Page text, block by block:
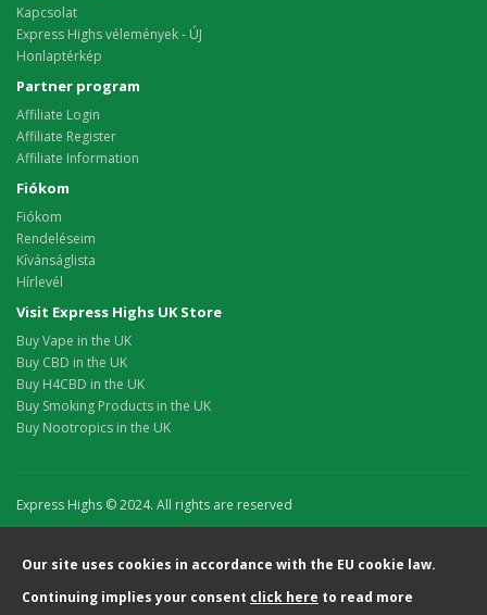
Kapcsolat
Express Highs vélemények - ÚJ
Honlaptérkép
Partner program
Affiliate Login
Affiliate Register
Affiliate Information
Fiókom
Fiókom
Rendeléseim
Kívánságlista
Hírlevél
Visit Express Highs UK Store
Buy Vape in the UK
Buy CBD in the UK
Buy H4CBD in the UK
Buy Smoking Products in the UK
Buy Nootropics in the UK
Express Highs © 2024. All rights are reserved
Our site uses cookies in accordance with the EU cookie law.
Continuing implies your consent click here to read more